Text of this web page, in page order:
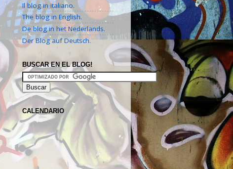
Il blog in italiano.
The blog in English.
De blog in het Nederlands.
Der Blog auf Deutsch.
BUSCAR EN EL BLOG!
CALENDARIO